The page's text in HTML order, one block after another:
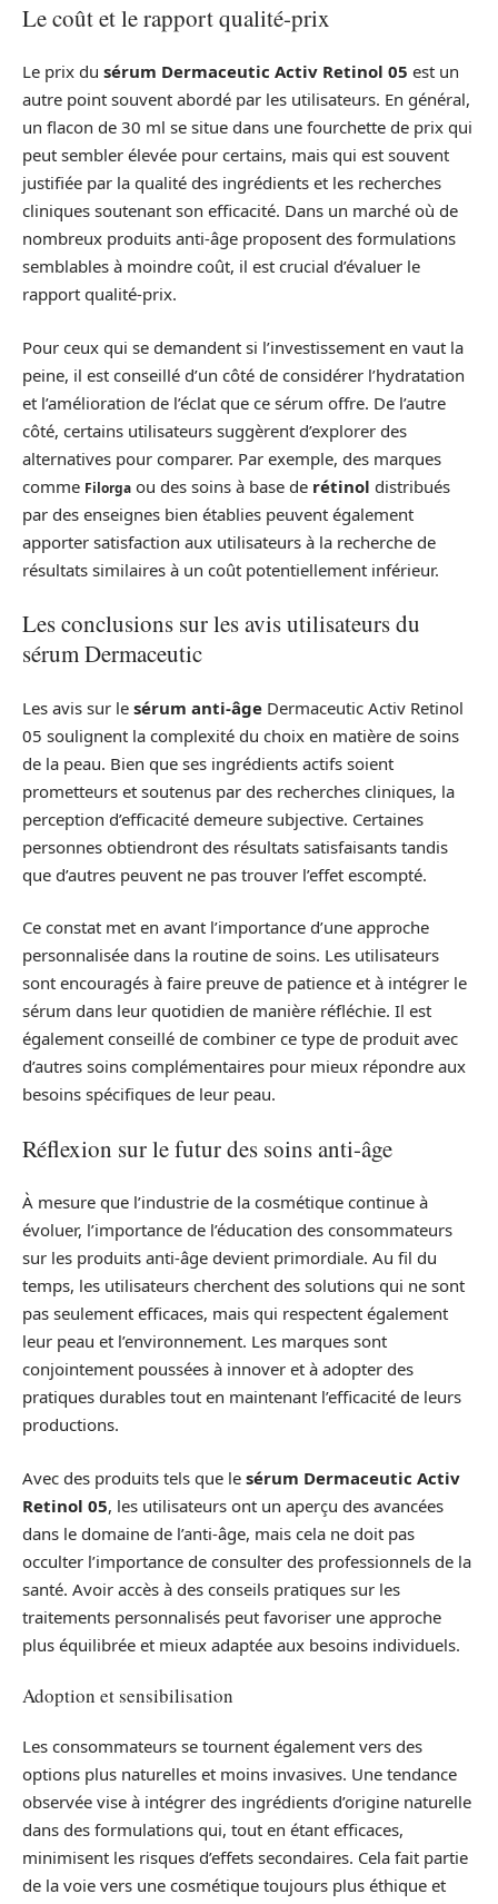
Le coût et le rapport qualité-prix
Le prix du sérum Dermaceutic Activ Retinol 05 est un
autre point souvent abordé par les utilisateurs. En général,
un flacon de 30 ml se situe dans une fourchette de prix qui
peut sembler élevée pour certains, mais qui est souvent
justifiée par la qualité des ingrédients et les recherches
cliniques soutenant son efficacité. Dans un marché où de
nombreux produits anti-âge proposent des formulations
semblables à moindre coût, il est crucial d’évaluer le
rapport qualité-prix.
Pour ceux qui se demandent si l’investissement en vaut la
peine, il est conseillé d’un côté de considérer l’hydratation
et l’amélioration de l’éclat que ce sérum offre. De l’autre
côté, certains utilisateurs suggèrent d’explorer des
alternatives pour comparer. Par exemple, des marques
comme Filorga ou des soins à base de rétinol distribués
par des enseignes bien établies peuvent également
apporter satisfaction aux utilisateurs à la recherche de
résultats similaires à un coût potentiellement inférieur.
Les conclusions sur les avis utilisateurs du
sérum Dermaceutic
Les avis sur le sérum anti-âge Dermaceutic Activ Retinol
05 soulignent la complexité du choix en matière de soins
de la peau. Bien que ses ingrédients actifs soient
prometteurs et soutenus par des recherches cliniques, la
perception d’efficacité demeure subjective. Certaines
personnes obtiendront des résultats satisfaisants tandis
que d’autres peuvent ne pas trouver l’effet escompté.
Ce constat met en avant l’importance d’une approche
personnalisée dans la routine de soins. Les utilisateurs
sont encouragés à faire preuve de patience et à intégrer le
sérum dans leur quotidien de manière réfléchie. Il est
également conseillé de combiner ce type de produit avec
d’autres soins complémentaires pour mieux répondre aux
besoins spécifiques de leur peau.
Réflexion sur le futur des soins anti-âge
À mesure que l’industrie de la cosmétique continue à
évoluer, l’importance de l’éducation des consommateurs
sur les produits anti-âge devient primordiale. Au fil du
temps, les utilisateurs cherchent des solutions qui ne sont
pas seulement efficaces, mais qui respectent également
leur peau et l’environnement. Les marques sont
conjointement poussées à innover et à adopter des
pratiques durables tout en maintenant l’efficacité de leurs
productions.
Avec des produits tels que le sérum Dermaceutic Activ
Retinol 05, les utilisateurs ont un aperçu des avancées
dans le domaine de l’anti-âge, mais cela ne doit pas
occulter l’importance de consulter des professionnels de la
santé. Avoir accès à des conseils pratiques sur les
traitements personnalisés peut favoriser une approche
plus équilibrée et mieux adaptée aux besoins individuels.
Adoption et sensibilisation
Les consommateurs se tournent également vers des
options plus naturelles et moins invasives. Une tendance
observée vise à intégrer des ingrédients d’origine naturelle
dans des formulations qui, tout en étant efficaces,
minimisent les risques d’effets secondaires. Cela fait partie
de la voie vers une cosmétique toujours plus éthique et